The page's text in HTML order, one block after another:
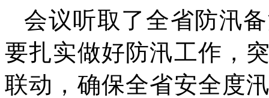
会议听取了全省防汛
要扎实做好防汛工作，
联动，确保全省安全度